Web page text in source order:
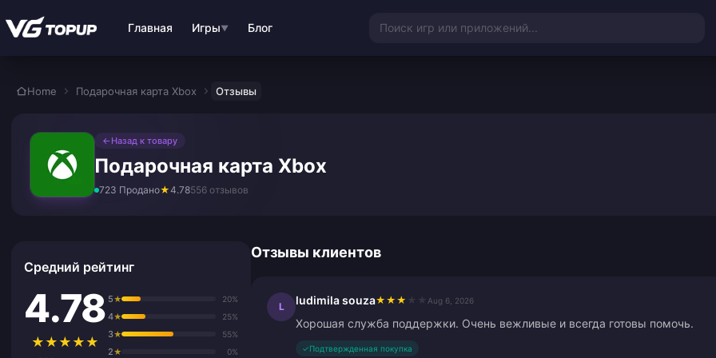
Главная Игры▼ Блог Поиск игр или приложений...
Home Подарочная карта Xbox Отзывы
← Назад к товару
Подарочная карта Xbox
723 Продано★4.78556 отзывов
Средний рейтинг
4.78
★ ★ ★ ★ ★
5★ 20%
4★ 25%
3★ 55%
2★ 0%
Отзывы клиентов
L ludimila souza★ ★ ★ Aug 6, 2026
Хорошая служба поддержки. Очень вежливые и всегда готовы помочь.
✓Подтвержденная покупка